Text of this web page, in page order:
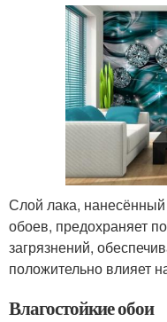
Слой лака,
обоев, предохраняет
загрязнений,
положительно влияет
Влагостойкие обои